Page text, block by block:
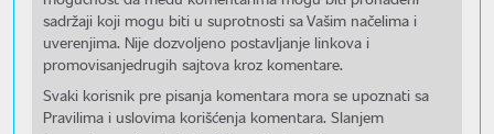
sadržaji koji mogu biti u suprotnosti sa Vašim načelima i
uverenjima. Nije dozvoljeno postavljanje linkova i
promovisanjedrugih sajtova kroz komentare.
Svaki korisnik pre pisanja komentara mora se upoznati sa
Pravilima i uslovima korišćenja komentara. Slanjem